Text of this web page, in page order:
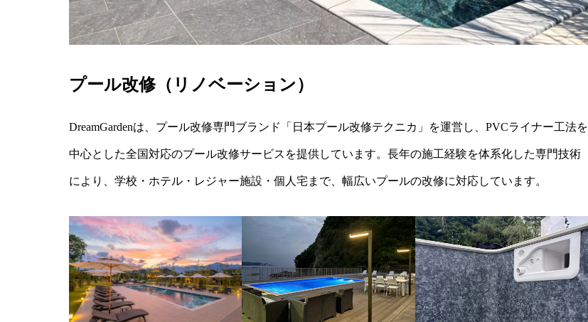
プール改修（リノベーション）
DreamGardenは、プール改修専門ブランド「日本プール改修テクニカ」を運営し、PVCライナー工法を
中心とした全国対応のプール改修サービスを提供しています。長年の施工経験を体系化した専門技術
により、学校・ホテル・レジャー施設・個人宅まで、幅広いプールの改修に対応しています。